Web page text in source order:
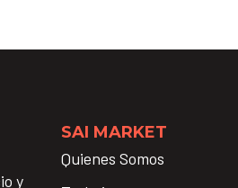
y
SAI MARKET
Quienes Somos